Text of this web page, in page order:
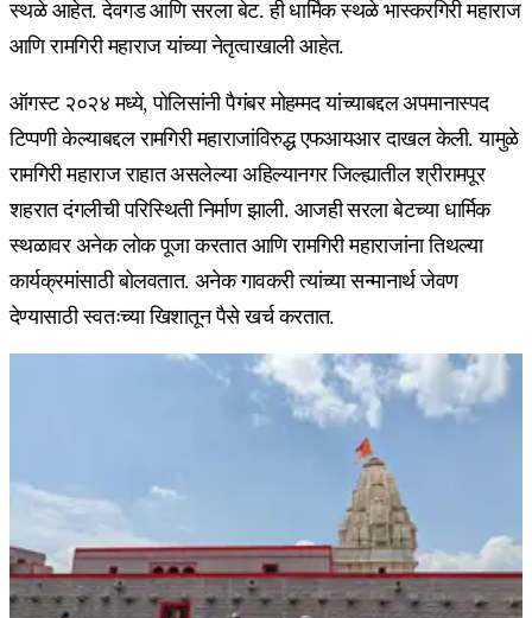
स्थळे आहेत. देवगड आणि सरला बेट. ही धार्मिक स्थळे भास्करगिरी महाराज
आणि रामगिरी महाराज यांच्या नेतृत्वाखाली आहेत.
ऑगस्ट २०२४ मध्ये, पोलिसांनी पैगंबर मोहम्मद यांच्याबद्दल अपमानास्पद
टिप्पणी केल्याबद्दल रामगिरी महाराजांविरुद्ध एफआयआर दाखल केली. यामुळे
रामगिरी महाराज राहात असलेल्या अहिल्यानगर जिल्ह्यातील श्रीरामपूर
शहरात दंगलीची परिस्थिती निर्माण झाली. आजही सरला बेटच्या धार्मिक
स्थळावर अनेक लोक पूजा करतात आणि रामगिरी महाराजांना तिथल्या
कार्यक्रमांसाठी बोलवतात. अनेक गावकरी त्यांच्या सन्मानार्थ जेवण
देण्यासाठी स्वतःच्या खिशातून पैसे खर्च करतात.